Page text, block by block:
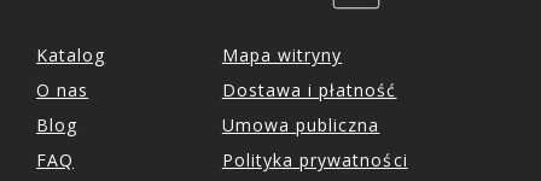
Katalog
O nas
Blog
FAQ
Mapa witryny
Dostawa i płatność
Umowa publiczna
Polityka prywatności